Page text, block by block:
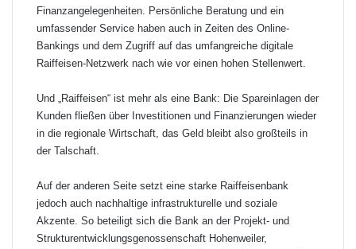
Finanzangelegenheiten. Persönliche Beratung und ein
umfassender Service haben auch in Zeiten des Online-
Bankings und dem Zugriff auf das umfangreiche digitale
Raiffeisen-Netzwerk nach wie vor einen hohen Stellenwert.
Und „Raiffeisen“ ist mehr als eine Bank: Die Spareinlagen der
Kunden fließen über Investitionen und Finanzierungen wieder
in die regionale Wirtschaft, das Geld bleibt also großteils in
der Talschaft.
Auf der anderen Seite setzt eine starke Raiffeisenbank
jedoch auch nachhaltige infrastrukturelle und soziale
Akzente. So beteiligt sich die Bank an der Projekt- und
Strukturentwicklungsgenossenschaft Hohenweiler,